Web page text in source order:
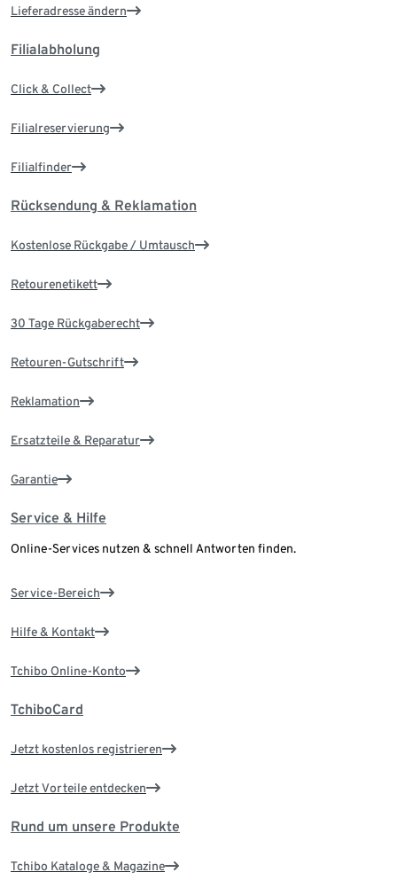
Lieferadresse ändern
Filialabholung
Click & Collect
Filialreservierung
Filialfinder
Rücksendung & Reklamation
Kostenlose Rückgabe / Umtausch
Retourenetikett
30 Tage Rückgaberecht
Retouren-Gutschrift
Reklamation
Ersatzteile & Reparatur
Garantie
Service & Hilfe
Online-Services nutzen & schnell Antworten finden.
Service-Bereich
Hilfe & Kontakt
Tchibo Online-Konto
TchiboCard
Jetzt kostenlos registrieren
Jetzt Vorteile entdecken
Rund um unsere Produkte
Tchibo Kataloge & Magazine